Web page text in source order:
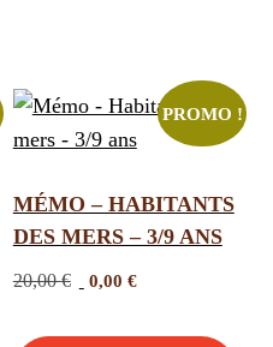
PROMO !
MÉMO – HABITANTS
DES MERS – 3/9 ANS
20,00€
Le
initial
0,00 €
actuel